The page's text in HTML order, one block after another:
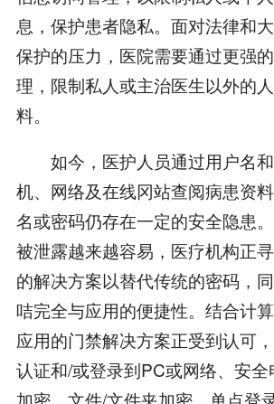
息，保护患者隐私。面对法律和
保护的压力，医院需要通过更强
理，限制私人或主治医生以外的
料。
如今，医护人员通过用户名和
机、网络及在线冈站查阅病患资
名或密码仍存在一定的安全隐患
被泄露越来越容易，医疗机构正
的解决方案以替代传统的密码，
咭完全与应用的便捷性。结合计
应用的门禁解决方案正受到认可
认证和/或登录到PC或网络、安